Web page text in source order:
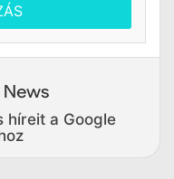
híreit a Google